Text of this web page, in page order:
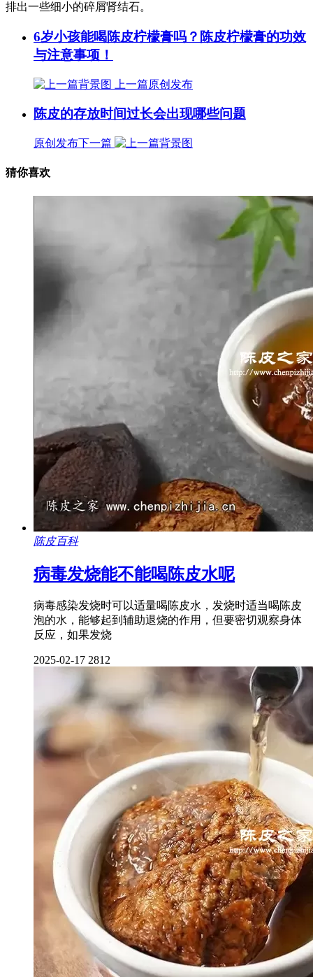
排出一些细小的碎屑肾结石。
6岁小孩能喝陈皮柠檬膏吗？陈皮柠檬膏的功效
与注意事项！
上一篇原创发布
陈皮的存放时间过长会出现哪些问题
原创发布下一篇
猜你喜欢
陈皮百科
病毒发烧能不能喝陈皮水呢
病毒感染发烧时可以适量喝陈皮水，发烧时适当喝陈皮
泡的水，能够起到辅助退烧的作用，但要密切观察身体
反应，如果发烧
2025-02-17 2812